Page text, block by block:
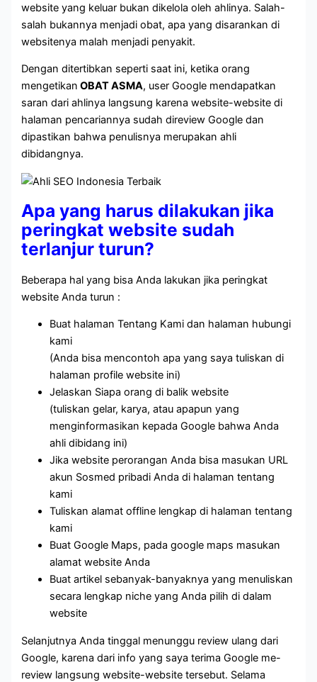
website yang keluar bukan dikelola oleh ahlinya. Salah-
salah bukannya menjadi obat, apa yang disarankan di
websitenya malah menjadi penyakit.
Dengan ditertibkan seperti saat ini, ketika orang
mengetikan OBAT ASMA, user Google mendapatkan
saran dari ahlinya langsung karena website-website di
halaman pencariannya sudah direview Google dan
dipastikan bahwa penulisnya merupakan ahli
dibidangnya.
Apa yang harus dilakukan jika
peringkat website sudah
terlanjur turun?
Beberapa hal yang bisa Anda lakukan jika peringkat
website Anda turun :
Buat halaman Tentang Kami dan halaman hubungi
kami
(Anda bisa mencontoh apa yang saya tuliskan di
halaman profile website ini)
Jelaskan Siapa orang di balik website
(tuliskan gelar, karya, atau apapun yang
menginformasikan kepada Google bahwa Anda
ahli dibidang ini)
Jika website perorangan Anda bisa masukan URL
akun Sosmed pribadi Anda di halaman tentang
kami
Tuliskan alamat offline lengkap di halaman tentang
kami
Buat Google Maps, pada google maps masukan
alamat website Anda
Buat artikel sebanyak-banyaknya yang menuliskan
secara lengkap niche yang Anda pilih di dalam
website
Selanjutnya Anda tinggal menunggu review ulang dari
Google, karena dari info yang saya terima Google me-
review langsung website-website tersebut. Selama